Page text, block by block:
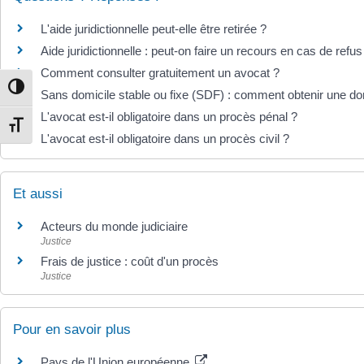
Passer en contraste élevé
Changer la taille de la police
L'aide juridictionnelle peut-elle être retirée ?
Aide juridictionnelle : peut-on faire un recours en cas de
Comment consulter gratuitement un avocat ?
Sans domicile stable ou fixe (SDF) : comment obtenir une
L'avocat est-il obligatoire dans un procès pénal ?
L'avocat est-il obligatoire dans un procès civil ?
Et aussi
Acteurs du monde judiciaire
Justice
Frais de justice : coût d'un procès
Justice
Pour en savoir plus